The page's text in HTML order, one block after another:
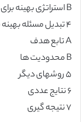
B استراتژی بهینه برای راه اندازی ژنراتور
۴ تبدیل مسئله بهینه سازی
A تابع هدف
B محدودیت ها
۵ روشهای دیگر
۶ نتایج عددی
۷ نتیجه گیری